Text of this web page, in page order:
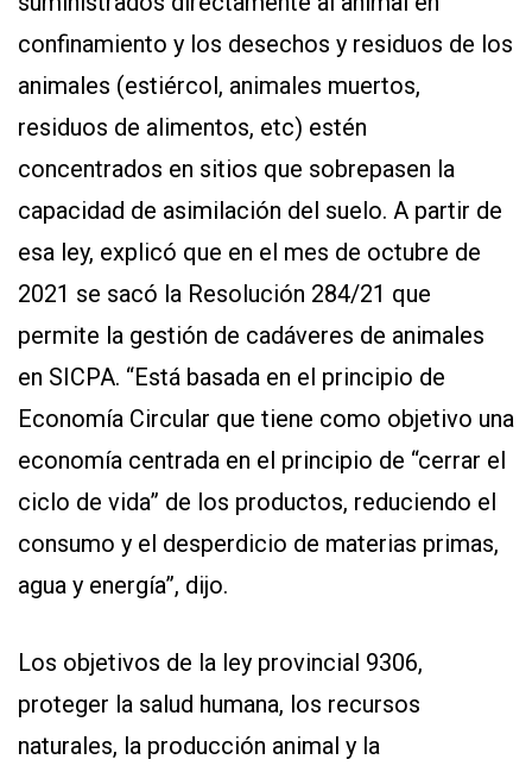
confinamiento y los desechos y residuos de los
animales (estiércol, animales muertos,
residuos de alimentos, etc) estén
concentrados en sitios que sobrepasen la
capacidad de asimilación del suelo. A partir de
esa ley, explicó que en el mes de octubre de
2021 se sacó la Resolución 284/21 que
permite la gestión de cadáveres de animales
en SICPA. “Está basada en el principio de
Economía Circular que tiene como objetivo una
economía centrada en el principio de “cerrar el
ciclo de vida” de los productos, reduciendo el
consumo y el desperdicio de materias primas,
agua y energía”, dijo.
Los objetivos de la ley provincial 9306,
proteger la salud humana, los recursos
naturales, la producción animal y la